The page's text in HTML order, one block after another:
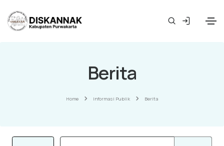
Berita
Home Informasi Publik Berita